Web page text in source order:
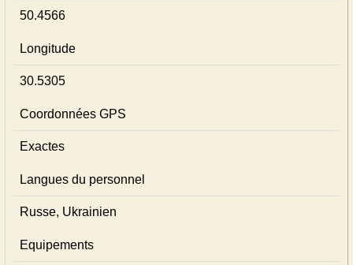
50.4566
Longitude
30.5305
Coordonnées GPS
Exactes
Langues du personnel
Russe, Ukrainien
Equipements